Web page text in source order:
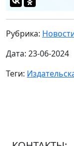
Рубрика:
Дата: 23-06-2024
Теги: